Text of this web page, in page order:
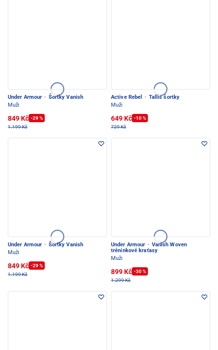
Under Armour · Šortky Vanish
Muži
849 Kč -29 %
1.199 Kč
Active Rebel · Tallis šortky
Muži
649 Kč -10 %
729 Kč
Under Armour · Šortky Vanish
Muži
849 Kč -29 %
1.199 Kč
Under Armour · Vanish Woven
tréninkové kraťasy
Muži
899 Kč -30 %
1.299 Kč